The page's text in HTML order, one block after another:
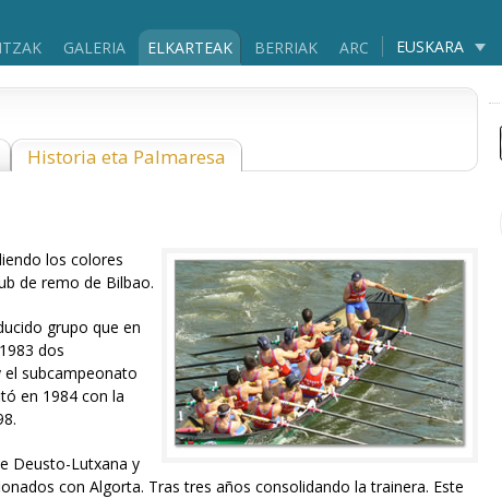
GALERIA ELKARTEAK BERRIAK ARC EUSKARA
Historia eta Palmaresa
los colores
de remo de Bilbao.
grupo que en
dos
el subcampeonato
en 1984 con la
Deusto-Lutxana y
con Algorta. Tras tres años consolidando la trainera. Este